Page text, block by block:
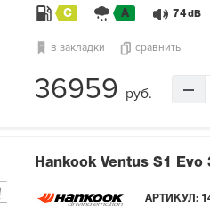
C A 74dB
в закладки сравнить
36959 руб.
Hankook Ventus S1 Evo
АРТИКУЛ: